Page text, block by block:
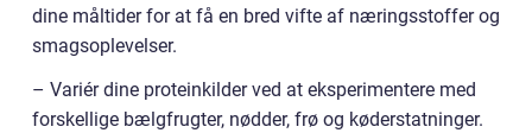
dine måltider for at få en bred vifte af næringsstoffer og
smagsoplevelser.
– Variér dine proteinkilder ved at eksperimentere med
forskellige bælgfrugter, nødder, frø og køderstatninger.